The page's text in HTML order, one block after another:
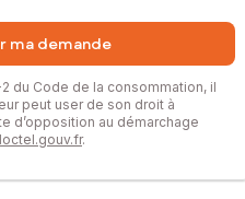
ma demande
du Code de la consommation, il
peut user de son droit à
d’opposition au démarchage
.